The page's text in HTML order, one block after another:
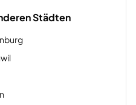
Städten